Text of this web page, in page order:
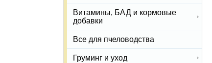
Витамины, БАД и кормовые
добавки
Все для пчеловодства
Груминг и уход